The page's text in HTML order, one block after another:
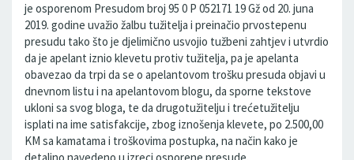
je osporenom Presudom broj 95 0 P 052171 19 Gž od 20. juna
2019. godine uvažio žalbu tužitelja i preinačio prvostepenu
presudu tako što je djelimično usvojio tužbeni zahtjev i utvrdio
da je apelant iznio klevetu protiv tužitelja, pa je apelanta
obavezao da trpi da se o apelantovom trošku presuda objavi u
dnevnom listu i na apelantovom blogu, da sporne tekstove
ukloni sa svog bloga, te da drugotužitelju i trećetužitelju
isplati na ime satisfakcije, zbog iznošenja klevete, po 2.500,00
KM sa kamatama i troškovima postupka, na način kako je